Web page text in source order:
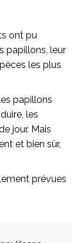
ont pu
papillons, leur
les plus
papillons
les
jour. Mais
et bien sûr,
prévues